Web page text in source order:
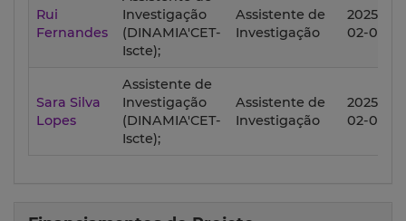
Rui
Fernandes
Investigação
(DINAMIA'CET-
Iscte);
Assistente de
Investigação
2025-
02-01
Sara Silva
Lopes
Assistente de
Investigação
(DINAMIA'CET-
Iscte);
Assistente de
Investigação
2025-
02-01